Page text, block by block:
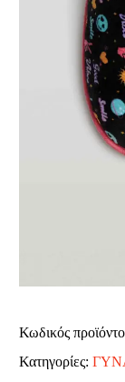
Κωδικός
Κατηγορίες: